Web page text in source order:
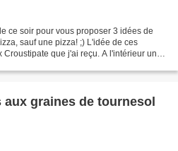
ce soir pour vous proposer 3 idées de
sauf une pizza! ;) L'idée de ces
que j'ai reçu. A l'intérieur une
graines de tournesol